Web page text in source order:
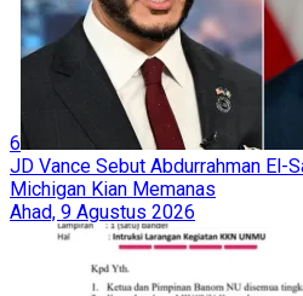
6
JD Vance Sebut Abdurrahman El-
Michigan Kian Memanas
Ahad, 9 Agustus 2026